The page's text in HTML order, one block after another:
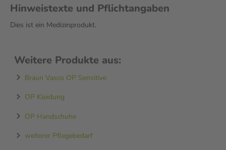
Hinweistexte und Pflichtangaben
Dies ist ein Medizinprodukt.
Weitere Produkte aus:
Braun Vasco OP Sensitive
OP Kleidung
OP Handschuhe
weiterer Pflegebedarf